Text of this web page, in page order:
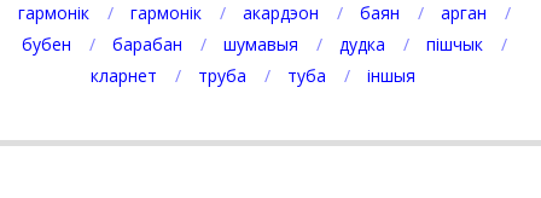
гармонік
гармонік акардэон баян
арган
бубен
барабан шумавыя дудка
пішчык
кларнет
труба туба іншыя